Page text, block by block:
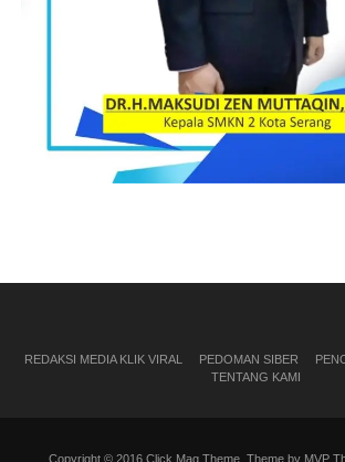
REDAKSI MEDIA KLIK VIRAL PEDOMAN SIBER
TENTANG KAMI
Copyright © 2016 Click Mag Theme. Theme by MVP